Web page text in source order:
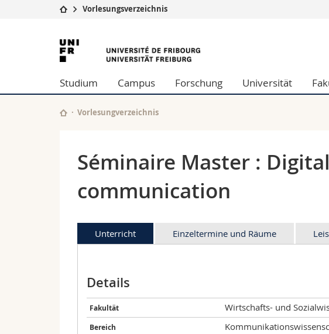
Universität
Studium
Forschung
Universität
Weiterbildung
Wirtschafts- und
Philosophische Fak.
Vorlesungsverzeichnis
Universität
Freiburg
Studium Campus Forschung Universität
Vorlesungverzeichnis
Séminaire Master :
communication
Unterricht Einzeltermine und Räume
Details
Fakultät Wirtschafts- und
Bereich